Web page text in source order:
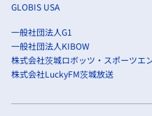
GLOBIS USA
一般社団法人G1
一般社団法人KIBOW
株式会社茨城ロボッツ・スポーツエ
株式会社LuckyFM茨城放送